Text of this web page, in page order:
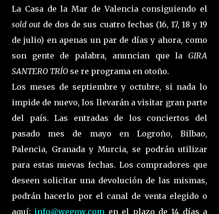
La Casa de la Mar de Valencia consiguiendo el
sold out de dos de sus cuatro fechas (16, 17, 18 y 19
de julio) en apenas un par de días y ahora, como
son gente de palabra, anuncian que la GIRA
SANTERO TRÍO se re programa en otoño.
Los meses de septiembre y octubre, si nada lo
impide de nuevo, los llevarán a visitar gran parte
del país. Las entradas de los conciertos del
pasado mes de mayo en Logroño, Bilbao,
Palencia, Granada y Murcia, se podrán utilizar
para estas nuevas fechas. Los compradores que
deseen solicitar una devolución de las mismas,
podrán hacerlo por el canal de venta elegido o
aquí: info@wegow.com en el plazo de 14 días a